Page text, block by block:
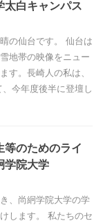
太白キャンパス
の仙台です。 仙台は
地帯の映像をニュー
す。長崎人の私は、
今年度後半に登壇し
等のためのライ
学院大学
、尚絅学院大学の学
します。 私たちのセ